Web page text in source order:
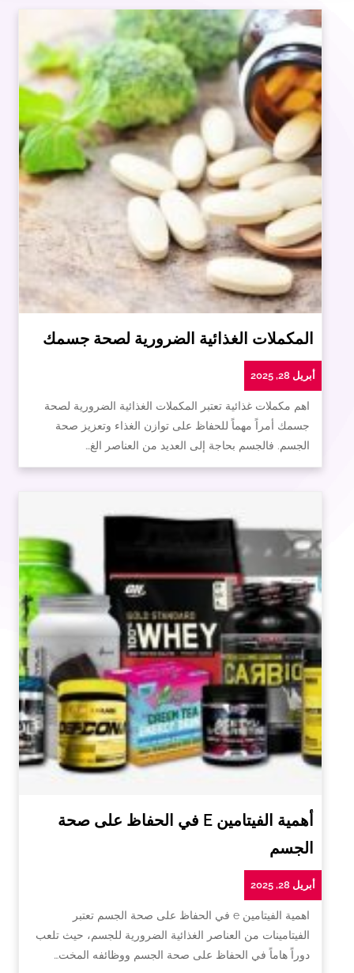
المكملات الغذائية الضرورية لصحة جسمك
أبريل 28, 2025
اهم مكملات غذائية تعتبر المكملات الغذائية الضرورية لصحة
جسمك أمراً مهماً للحفاظ على توازن الغذاء وتعزيز صحة
الجسم. فالجسم بحاجة إلى العديد من العناصر الغ…
أهمية الفيتامين E في الحفاظ على صحة
الجسم
أبريل 28, 2025
اهمية الفيتامين e في الحفاظ على صحة الجسم تعتبر
الفيتامينات من العناصر الغذائية الضرورية للجسم، حيث تلعب
دوراً هاماً في الحفاظ على صحة الجسم ووظائفه المخت…